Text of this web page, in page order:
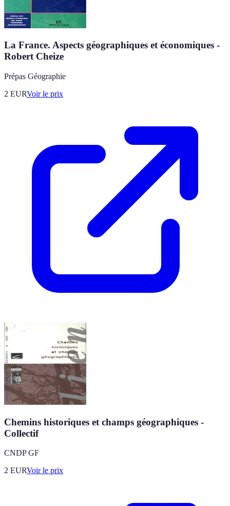
La France. Aspects géographiques et économiques -
Robert Cheize
Prépas Géographie
2 EURVoir le prix
Chemins historiques et champs géographiques -
Collectif
CNDP GF
2 EURVoir le prix